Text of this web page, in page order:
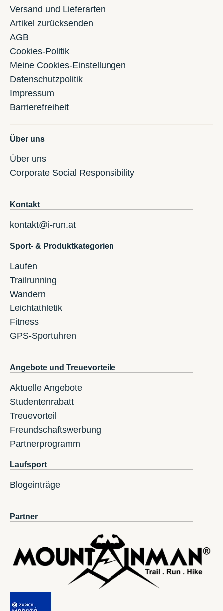
Versand und Lieferarten
Artikel zurücksenden
AGB
Cookies-Politik
Meine Cookies-Einstellungen
Datenschutzpolitik
Impressum
Barrierefreiheit
Über uns
Über uns
Corporate Social Responsibility
Kontakt
kontakt@i-run.at
Sport- & Produktkategorien
Laufen
Trailrunning
Wandern
Leichtathletik
Fitness
GPS-Sportuhren
Angebote und Treuevorteile
Aktuelle Angebote
Studentenrabatt
Treuevorteil
Freundschaftswerbung
Partnerprogramm
Laufsport
Blogeinträge
Partner